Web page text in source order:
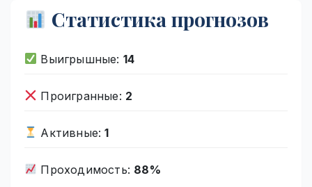
Статистика прогнозов
Выигрышные: 14
Проигранные: 2
Активные:1
Проходимость: 88%